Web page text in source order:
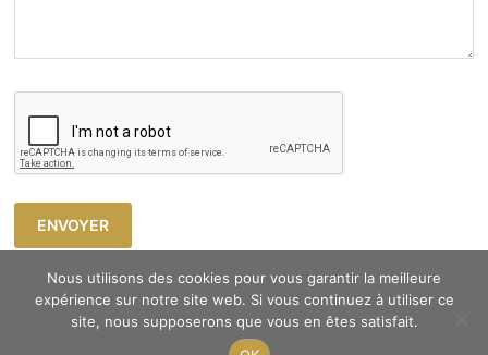
Nous utilisons des cookies pour vous garantir la meilleure
expérience sur notre site web. Si vous continuez à utiliser ce
site, nous supposerons que vous en êtes satisfait.